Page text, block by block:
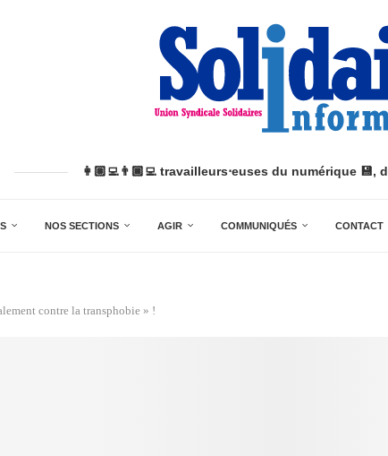
👩🏽‍💻👨🏿‍💻 travailleurs⋅euses du numérique
NOS SECTIONS AGIR COMMUNIQUÉS CONTACT
contre la transphobie » !